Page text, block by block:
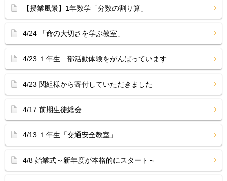
【授業風景】1年数学「分数の割り算」
4/24 「命の大切さを学ぶ教室」
4/23 １年生 部活動体験をがんばっています
4/23 関組様から寄付していただきました
4/17 前期生徒総会
4/13 １年生「交通安全教室」
4/8 始業式～新年度が本格的にスタート～